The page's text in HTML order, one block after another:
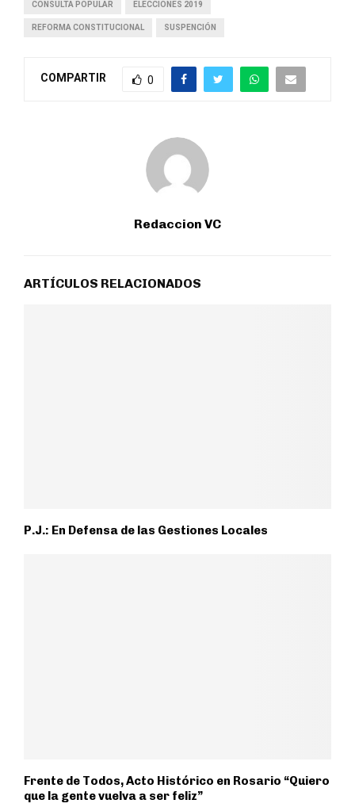
CONSULTA POPULAR ELECCIONES 2019
REFORMA CONSTITUCIONAL SUSPENCIÓN
COMPARTIR 0
Redaccion VC
ARTÍCULOS RELACIONADOS
P.J.: En Defensa de las Gestiones Locales
Frente de Todos, Acto Histórico en Rosario “Quiero
que la gente vuelva a ser feliz”